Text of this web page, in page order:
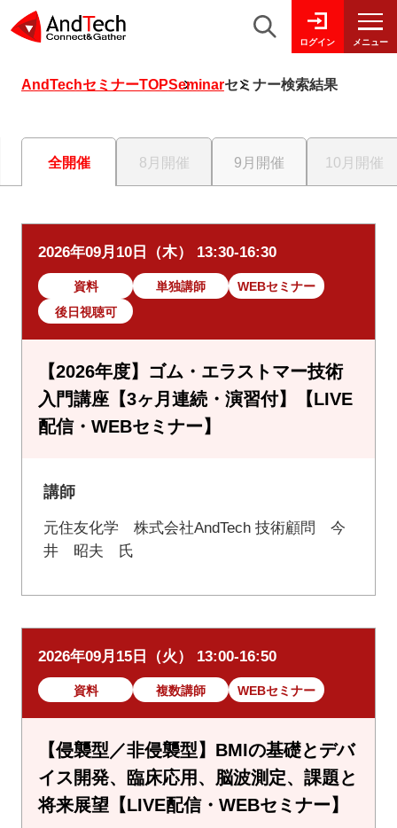
ログイン メニュー
AndTechセミナーTOPSeminarセミナー検索結果
全開催 8月開催 9月開催 10月開催
2026年09月10日（木） 13:30-16:30
資料 単独講師
WEBセミナー
後日視聴可
【2026年度】ゴム・エラストマー技術
入門講座【3ヶ月連続・演習付】【LIVE
配信・WEBセミナー】
講師
元住友化学 株式会社AndTech 技術顧問 今
井 昭夫 氏
2026年09月15日（火） 13:00-16:50
資料 複数講師 WEBセミナー
【侵襲型／非侵襲型】BMIの基礎とデバ
イス開発、臨床応用、脳波測定、課題と
将来展望【LIVE配信・WEBセミナー】